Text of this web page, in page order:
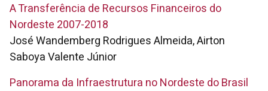
A Transferência de Recursos Financeiros do
Nordeste 2007-2018
José Wandemberg Rodrigues Almeida, Airton
Saboya Valente Júnior
Panorama da Infraestrutura no Nordeste do Brasil